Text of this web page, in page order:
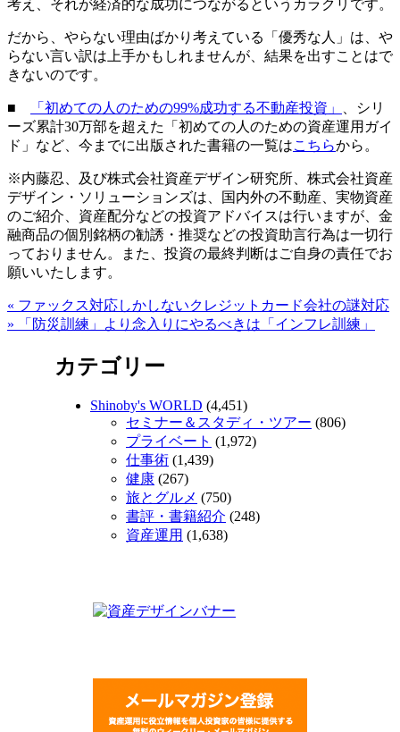
考え、それが経済的な成功につながるというカラクリです。
だから、やらない理由ばかり考えている「優秀な人」は、や
らない言い訳は上手かもしれませんが、結果を出すことはで
きないのです。
■ 「初めての人のための99%成功する不動産投資」
、シリ
ーズ累計30万部を超えた「初めての人のための資産運用ガイ
ド」など、今までに出版された書籍の一覧はこちらから。
※内藤忍、及び株式会社資産デザイン研究所、株式会社資産
デザイン・ソリューションズは、国内外の不動産、実物資産
のご紹介、資産配分などの投資アドバイスは行いますが、金
融商品の個別銘柄の勧誘・推奨などの投資助言行為は一切行
っておりません。また、投資の最終判断はご自身の責任でお
願いいたします。
« ファックス対応しかしないクレジットカード会社の謎対応
» 「防災訓練」より念入りにやるべきは「インフレ訓練」
カテゴリー
Shinoby's WORLD (4,451)
セミナー＆スタディ・ツアー (806)
プライベート (1,972)
仕事術 (1,439)
健康 (267)
旅とグルメ (750)
書評・書籍紹介 (248)
資産運用 (1,638)